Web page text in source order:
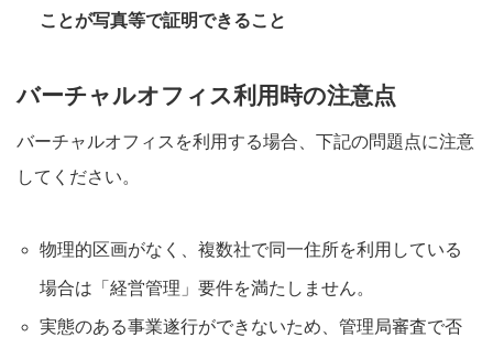
ことが写真等で証明できること
バーチャルオフィス利用時の注意点
バーチャルオフィスを利用する場合、下記の問題点に注意
してください。
物理的区画がなく、複数社で同一住所を利用している
場合は「経営管理」要件を満たしません。
実態のある事業遂行ができないため、管理局審査で否